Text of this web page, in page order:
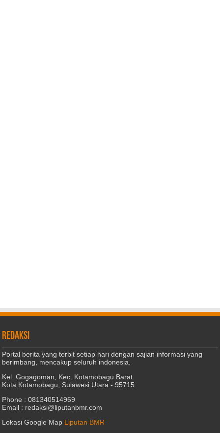
REDAKSI
Portal berita yang terbit setiap hari dengan sajian informasi yang
berimbang, mencakup seluruh indonesia.
Kel. Gogagoman, Kec. Kotamobagu Barat
Kota Kotamobagu, Sulawesi Utara - 95715
Phone : 081340514969
Email : redaksi@liputanbmr.com
Lokasi Google Map Liputan BMR